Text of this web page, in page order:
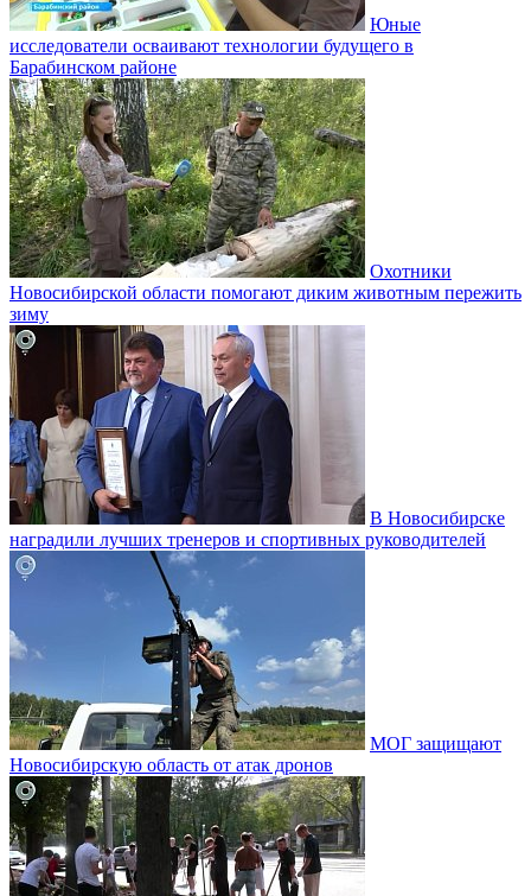
Юные
исследователи осваивают технологии будущего в
Барабинском районе
Охотники
Новосибирской области помогают диким животным пережить
зиму
В Новосибирске
наградили лучших тренеров и спортивных руководителей
МОГ защищают
Новосибирскую область от атак дронов